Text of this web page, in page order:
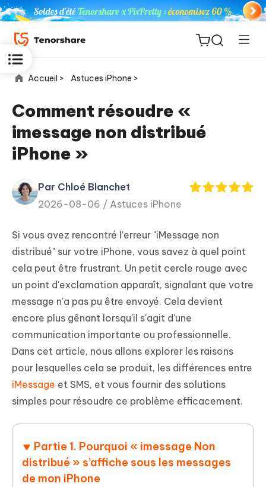
for iOS
PDNob
PDF
New
iAnyGo
Accueil > Astuces iPhone >
Comment résoudre «
imessage non distribué
iPhone »
Par Chloé Blanchet
2026-08-06 / Astuces iPhone
Si vous avez rencontré l'erreur "iMessage non
distribué" sur votre iPhone, vous savez à quel point
cela peut être frustrant. Un petit cercle rouge avec
un point d'exclamation apparaît, signalant que votre
message n'a pas pu être envoyé. Cela devient
encore plus gênant lorsqu'il s'agit d'une
communication importante ou professionnelle.
Dans cet article, nous allons explorer les raisons
pour lesquelles cela se produit, les différences entre
iMessage et SMS, et vous fournir des solutions
simples pour résoudre ce problème efficacement.
Partie 1. Pourquoi « imessage Non
distribué » s’affiche sous les messages
de mon iPhone